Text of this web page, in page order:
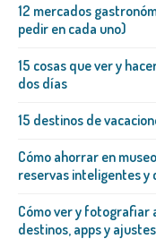
12 mercados
pedir en cada uno)
15 cosas que ver y
dos días
15 destinos de
Cómo ahorrar en
reservas inteligentes y
Cómo ver y fotografiar
destinos, apps y